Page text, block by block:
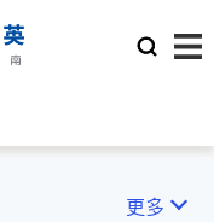
更多